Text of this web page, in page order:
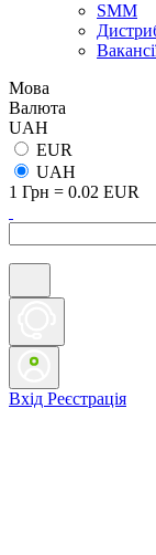
SMM
Мова
Валюта
UAH
EUR
UAH
1 Грн = 0.02 EUR
Вхід Реєстрація